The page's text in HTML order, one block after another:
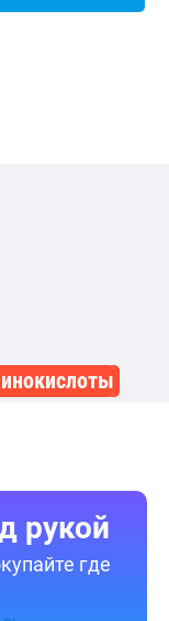
рукой
где